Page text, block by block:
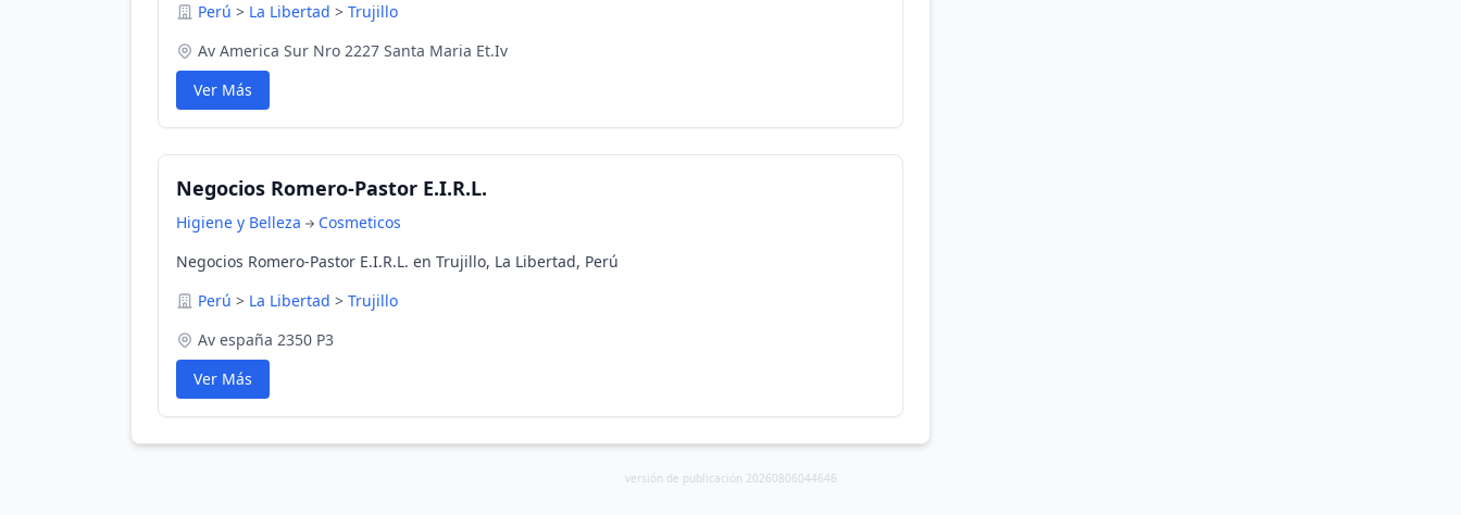
Perú > La Libertad > Trujillo
Av America Sur Nro 2227 Santa Maria Et.Iv
Ver Más
Negocios Romero-Pastor E.I.R.L.
Higiene y Belleza
Cosmeticos
Negocios Romero-Pastor E.I.R.L. en Trujillo, La Libertad, Perú
Perú > La Libertad > Trujillo
Av españa 2350 P3
Ver Más
versión de publicación 20260806044646